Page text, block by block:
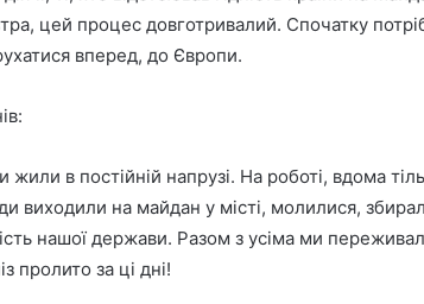
цей процес довготривалий. Спочатку
вперед, до Європи.
жили в постійній напрузі. На роботі, вдома
виходили на майдан у місті, молилися,
нашої держави. Разом з усіма ми
пролито за ці дні!